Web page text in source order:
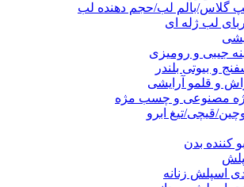
گلاس/بالم لب/حجم دهنده لب
لب ژله ای
جیبی و رومیزی
و بیوتی بلندر
و قلمو آرایشی
مصنوعی و چسب مژه
قیچی/تیغ ابرو
کننده بدن
اسپلش زنانه